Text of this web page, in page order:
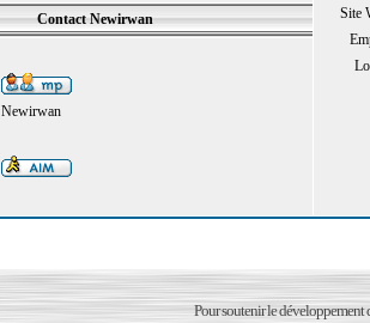
Site
Contact Newirwan
Newirwan
Pour soutenir le développement